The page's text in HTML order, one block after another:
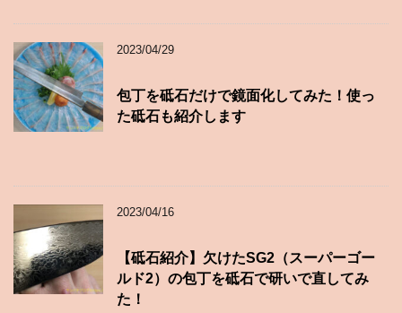
2023/04/29
包丁を砥石だけで鏡面化してみた！使っ
た砥石も紹介します
2023/04/16
【砥石紹介】欠けたSG2（スーパーゴー
ルド2）の包丁を砥石で研いで直してみ
た！